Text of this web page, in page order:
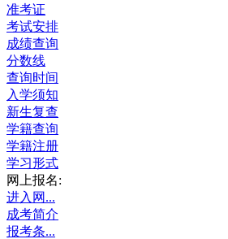
准考证
考试安排
成绩查询
分数线
查询时间
入学须知
新生复查
学籍查询
学籍注册
学习形式
网上报名:
进入网...
成考简介
报考条...